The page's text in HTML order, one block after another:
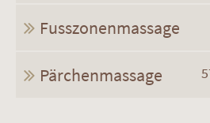
Fusszonenmassage
Pärchenmassage